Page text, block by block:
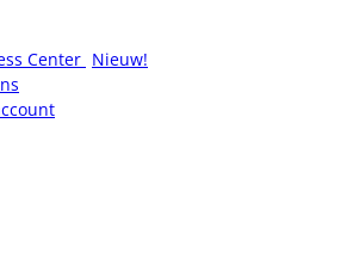
Center Nieuw!